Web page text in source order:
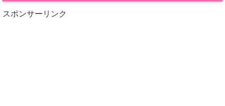
スポンサーリンク